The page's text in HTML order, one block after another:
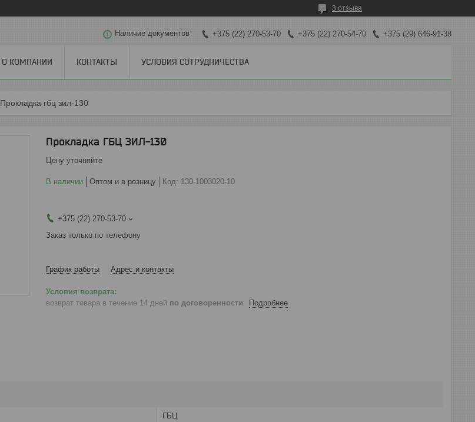
3 отзыва
Наличие документов +375 (22) 270-53-70 +375 (22) 270-54-70 +375 (29) 646-91-38
О КОМПАНИИ КОНТАКТЫ УСЛОВИЯ СОТРУДНИЧЕСТВА
Прокладка гбц зил-130
Прокладка ГБЦ ЗИЛ-130
Цену уточняйте
В наличии Оптом и в розницу Код: 130-1003020-10
+375 (22) 270-53-70
Заказ только по телефону
График работы Адрес и контакты
возврат товара в течение 14 дней по договоренности Подробнее
ГБЦ